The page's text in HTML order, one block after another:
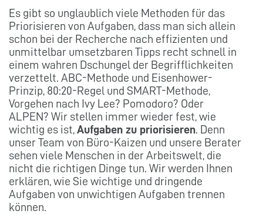
Es gibt so unglaublich viele Methoden für das
Priorisieren von Aufgaben, dass man sich allein
schon bei der Recherche nach effizienten und
unmittelbar umsetzbaren Tipps recht schnell in
einem wahren Dschungel der Begrifflichkeiten
verzettelt. ABC-Methode und Eisenhower-
Prinzip, 80:20-Regel und SMART-Methode,
Vorgehen nach Ivy Lee? Pomodoro? Oder
ALPEN? Wir stellen immer wieder fest, wie
wichtig es ist, Aufgaben zu priorisieren. Denn
unser Team von Büro-Kaizen und unsere Berater
sehen viele Menschen in der Arbeitswelt, die
nicht die richtigen Dinge tun. Wir werden Ihnen
erklären, wie Sie wichtige und dringende
Aufgaben von unwichtigen Aufgaben trennen
können.